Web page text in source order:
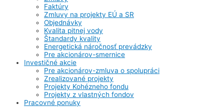
Faktúry
Zmluvy na projekty EÚ a SR
Objednávky
Kvalita pitnej vody
Štandardy kvality
Energetická náročnosť prevádzky
Pre akcionárov-smernice
Investičné akcie
Pre akcionárov-zmluva o spolupráci
Zrealizované projekty
Projekty Kohézneho fondu
Projekty z vlastných fondov
Pracovné ponuky